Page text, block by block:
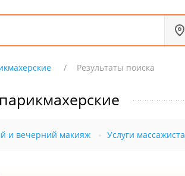
Результаты поиска
и вечерний макияж Услуги массажиста